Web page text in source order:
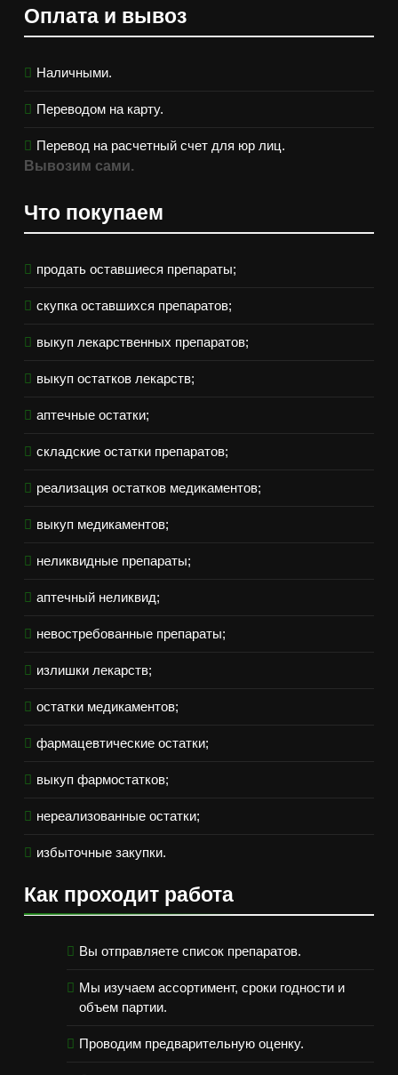
Оплата и вывоз
Наличными.
Переводом на карту.
Перевод на расчетный счет для юр лиц.
Вывозим сами.
Что покупаем
продать оставшиеся препараты;
скупка оставшихся препаратов;
выкуп лекарственных препаратов;
выкуп остатков лекарств;
аптечные остатки;
складские остатки препаратов;
реализация остатков медикаментов;
выкуп медикаментов;
неликвидные препараты;
аптечный неликвид;
невостребованные препараты;
излишки лекарств;
остатки медикаментов;
фармацевтические остатки;
выкуп фармостатков;
нереализованные остатки;
избыточные закупки.
Как проходит работа
Вы отправляете список препаратов.
Мы изучаем ассортимент, сроки годности и
объем партии.
Проводим предварительную оценку.